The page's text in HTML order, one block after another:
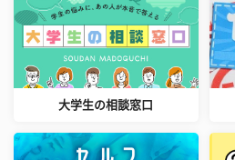
大学生の相談窓口